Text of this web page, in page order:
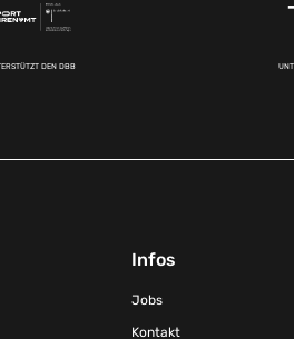
DEN DBB
Infos
Jobs
Kontakt